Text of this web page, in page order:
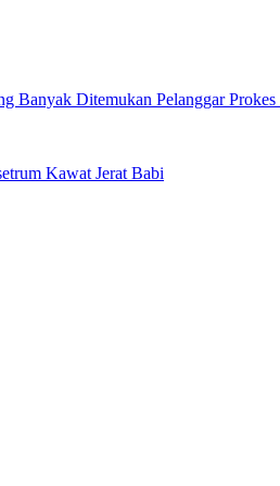
Banyak Ditemukan Pelanggar
Kawat Jerat Babi